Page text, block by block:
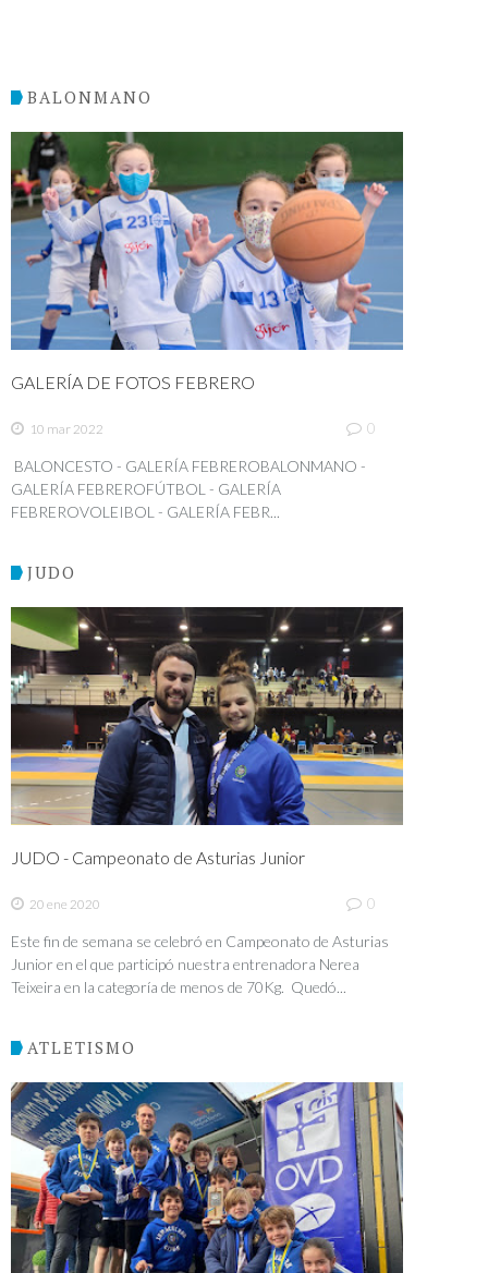
BALONMANO
GALERÍA DE FOTOS FEBRERO
10 mar 2022 0
BALONCESTO - GALERÍA FEBREROBALONMANO -
GALERÍA FEBREROFÚTBOL - GALERÍA
FEBREROVOLEIBOL - GALERÍA FEBR...
JUDO
JUDO - Campeonato de Asturias Junior
20 ene 2020 0
Este fin de semana se celebró en Campeonato de Asturias
Junior en el que participó nuestra entrenadora Nerea
Teixeira en la categoría de menos de 70Kg. Quedó...
ATLETISMO